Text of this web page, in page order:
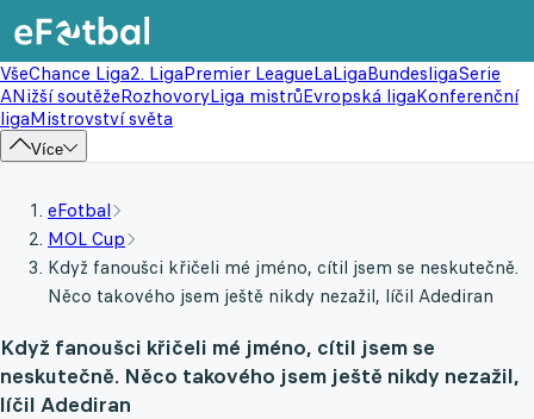
VšeChance Liga2. LigaPremier LeagueLaLigaBundesligaSerie
ANižší soutěžeRozhovoryLiga mistrůEvropská ligaKonferenční
ligaMistrovství světa
Více
eFotbal
MOL Cup
Když fanoušci křičeli mé jméno, cítil jsem se neskutečně.
Něco takového jsem ještě nikdy nezažil, líčil Adediran
Když fanoušci křičeli mé jméno, cítil jsem se
neskutečně. Něco takového jsem ještě nikdy nezažil,
líčil Adediran